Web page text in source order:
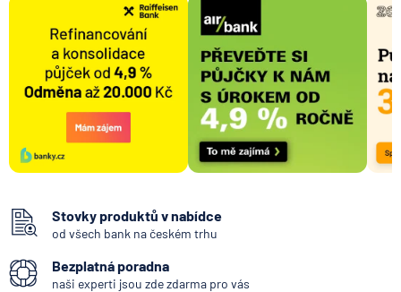
Stovky produktů v nabídce
od všech bank na českém trhu
Bezplatná poradna
naši experti jsou zde zdarma pro vás